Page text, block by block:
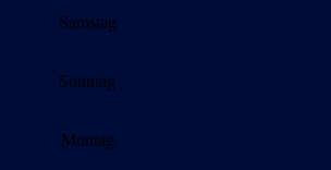
Samstag
Sonntag
Montag